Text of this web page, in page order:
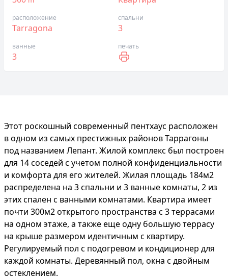
расположение
Tarragona
спальни
3
ванные
3
печать
Этот роскошный современный пентхаус расположен
в одном из самых престижных районов Таррагоны
под названием Лепант. Жилой комплекс был построен
для 14 соседей с учетом полной конфиденциальности
и комфорта для его жителей. Жилая площадь 184м2
распределена на 3 спальни и 3 ванные комнаты, 2 из
этих спален с ванными комнатами. Квартира имеет
почти 300м2 открытого пространства с 3 террасами
на одном этаже, а также еще одну большую террасу
на крыше размером идентичным с квартиру.
Регулируемый пол с подогревом и кондиционер для
каждой комнаты. Деревянный пол, окна с двойным
остеклением.